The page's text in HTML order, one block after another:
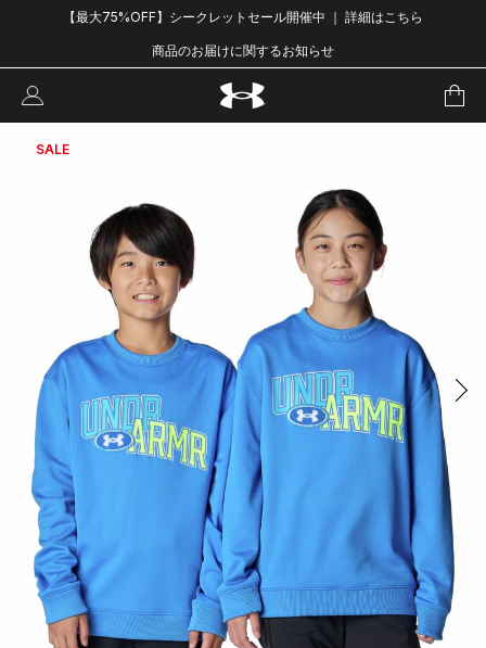
【最大75%OFF】シークレットセール開催中 ｜ 詳細はこちら
商品のお届けに関するお知らせ
SALE